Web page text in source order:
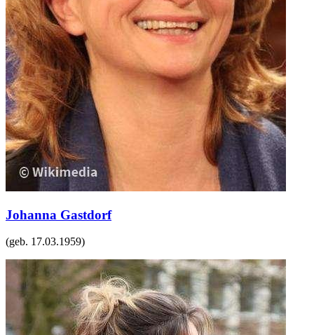
Johanna Gastdorf
(geb. 17.03.1959)